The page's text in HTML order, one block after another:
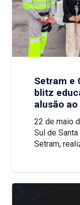
Setram e
blitz
alusão
22 de maio
Sul de
Setram,